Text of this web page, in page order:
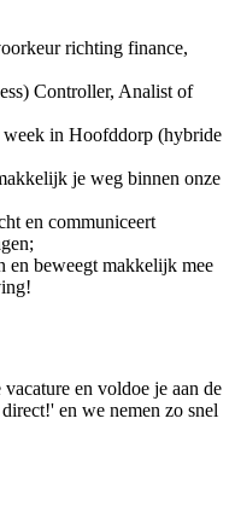
richting finance,
Controller, Analist of
in Hoofddorp (hybride
je weg binnen onze
en communiceert
en beweegt makkelijk mee
en voldoe je aan de
en we nemen zo snel